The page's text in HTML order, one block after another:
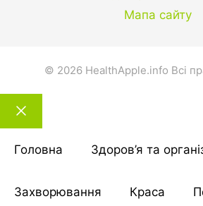
Мапа сайту
© 2026 HealthApple.info Всі
Закрити
тему
Головна Здоров’я та
Захворювання Краса